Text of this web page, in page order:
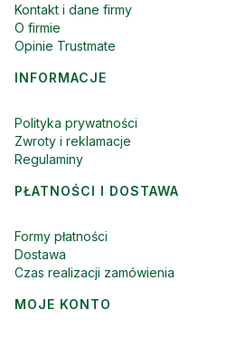
Kontakt i dane firmy
O firmie
Opinie Trustmate
INFORMACJE
Polityka prywatności
Zwroty i reklamacje
Regulaminy
PŁATNOŚCI I DOSTAWA
Formy płatności
Dostawa
Czas realizacji zamówienia
MOJE KONTO